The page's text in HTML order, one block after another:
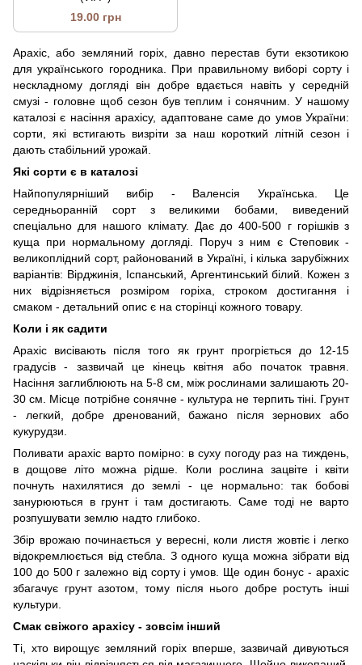
19.00 грн
Арахіс, або земляний горіх, давно перестав бути екзотикою
для українського городника. При правильному виборі сорту і
нескладному догляді він добре вдається навіть у середній
смузі - головне щоб сезон був теплим і сонячним. У нашому
каталозі є насіння арахісу, адаптоване саме до умов України:
сорти, які встигають визріти за наш короткий літній сезон і
дають стабільний урожай.
Які сорти є в каталозі
Найпопулярніший вибір - Валенсія Українська. Це
середньоранній сорт з великими бобами, виведений
спеціально для нашого клімату. Дає до 400-500 г горішків з
куща при нормальному догляді. Поруч з ним є Степовик -
великоплідний сорт, районований в Україні, і кілька зарубіжних
варіантів: Вірджинія, Іспанський, Аргентинський білий. Кожен з
них відрізняється розміром горіха, строком достигання і
смаком - детальний опис є на сторінці кожного товару.
Коли і як садити
Арахіс висівають після того як грунт прогріється до 12-15
градусів - зазвичай це кінець квітня або початок травня.
Насіння заглиблюють на 5-8 см, між рослинами залишають 20-
30 см. Місце потрібне сонячне - культура не терпить тіні. Грунт
- легкий, добре дренований, бажано після зернових або
кукурудзи.
Поливати арахіс варто помірно: в суху погоду раз на тиждень,
в дощове літо можна рідше. Коли рослина зацвіте і квіти
почнуть нахилятися до землі - це нормально: так бобові
занурюються в грунт і там достигають. Саме тоді не варто
розпушувати землю надто глибоко.
Збір врожаю починається у вересні, коли листя жовтіє і легко
відокремлюється від стебла. З одного куща можна зібрати від
100 до 500 г залежно від сорту і умов. Ще один бонус - арахіс
збагачує грунт азотом, тому після нього добре ростуть інші
культури.
Смак свіжого арахісу - зовсім інший
Ті, хто вирощує земляний горіх вперше, зазвичай дивуються